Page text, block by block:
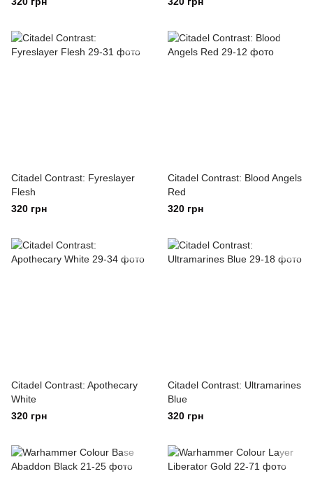
Citadel Contrast: Fyreslayer
Flesh
320 грн
Citadel Contrast: Blood Angels
Red
320 грн
Citadel Contrast: Apothecary
White
320 грн
Citadel Contrast: Ultramarines
Blue
320 грн